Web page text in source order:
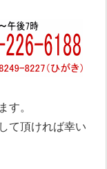
す。
て頂ければ幸い